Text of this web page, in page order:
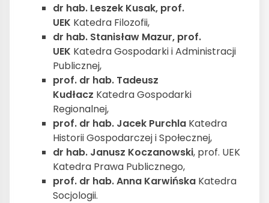
dr hab. Leszek Kusak, prof.
UEK Katedra Filozofii,
dr hab. Stanisław Mazur, prof.
UEK Katedra Gospodarki i Administracji
Publicznej,
prof. dr hab. Tadeusz
Kudłacz Katedra Gospodarki
Regionalnej,
prof. dr hab. Jacek Purchla Katedra
Historii Gospodarczej i Społecznej,
dr hab. Janusz Koczanowski, prof. UEK
Katedra Prawa Publicznego,
prof. dr hab. Anna Karwińska Katedra
Socjologii.